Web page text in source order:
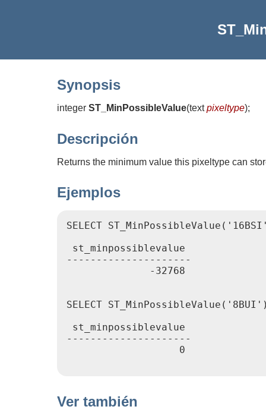
Synopsis
integer ST_MinPossibleValue(textpixeltype);
Descripción
Returns the minimum value this pixeltype can
Ejemplos
SELECT
st_minpossiblevalue
---------------------
              -32768
SELECT
st_minpossiblevalue
---------------------
                   0
Ver también